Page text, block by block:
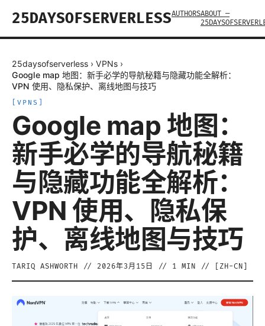
25DAYSOFSERVERLESSAUTHORSABOUT —
25daysofserverless › VPNs ›
Google map 地图：新手必学的导航秘籍与隐藏功能全解析：
VPN 使用、隐私保护、离线地图与技巧
VPNS
Google map 地图：
新手必学的导航秘籍
与隐藏功能全解析：
VPN 使用、隐私保
护、离线地图与技巧
TARIQ ASHWORTH // 2026年3月15日 // 1 MIN // [ ZH-CN